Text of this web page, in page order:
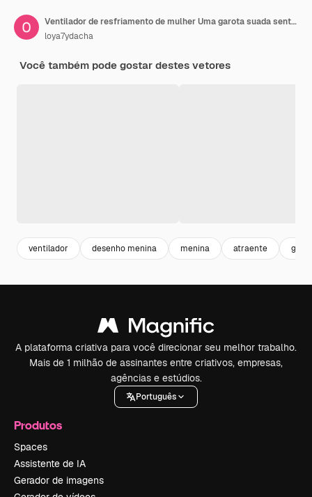
Ventilador de resfriamento de mulher Uma garota suada sentada na frente de um ventilador durante os dias quentes de verão e sem sentir
loya7ydacha
Você também pode gostar destes vetores
ventilador desenho menina menina atraente girl
A plataforma criativa para você direcionar seu melhor trabalho.
Mais de 1 milhão de assinantes entre criativos, empresas,
agências e estúdios.
Português
Produtos
Spaces
Assistente de IA
Gerador de imagens